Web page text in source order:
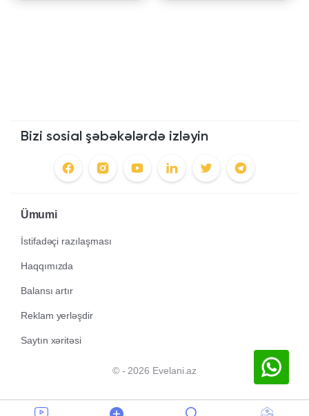
Bizi sosial şəbəkələrdə izləyin
Ümumi
İstifadəçi razılaşması
Haqqımızda
Balansı artır
Reklam yerləşdir
Saytın xəritəsi
© - 2026 Evelani.az